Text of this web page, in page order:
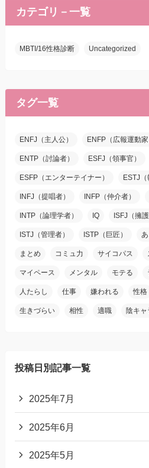
カテゴリ－一覧
MBTI/16性格診断 Uncategorized
タグ一覧
ENFJ（主人公） ENFP（広報運動家
ENTP（討論者） ESFJ（領事官）
ESFP（エンターテイナー） ESTJ（
INFJ（提唱者） INFP（仲介者）
INTP（論理学者） IQ ISFJ（擁護
ISTJ（管理者） ISTP（巨匠）
まとめ コミュ力 サイコパス
マイペース メンタル モテる
人たらし 仕事 嫌われる 性格
生きづらい 相性 適職 陰キャ
投稿日別記事一覧
2025年7月
2025年6月
2025年5月